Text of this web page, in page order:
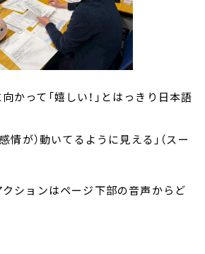
かって「嬉しい！」とはっきり日本語
感情が）動いてるように見える」（スー
クションはページ下部の音声からど